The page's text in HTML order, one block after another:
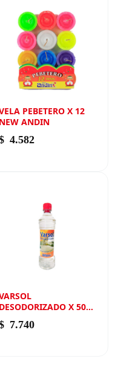
PEBETERO X 12
NEW ANDIN
4.582
$ 6.953.
es: $ 6.293.
DESODORIZADO X 500
ML NEW ANDIN
7.740